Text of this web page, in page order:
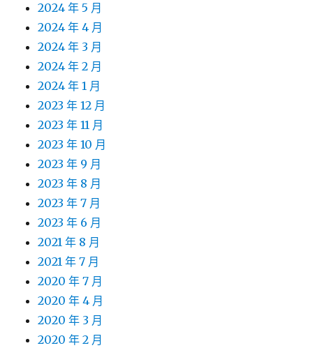
2024 年 5 月
2024 年 4 月
2024 年 3 月
2024 年 2 月
2024 年 1 月
2023 年 12 月
2023 年 11 月
2023 年 10 月
2023 年 9 月
2023 年 8 月
2023 年 7 月
2023 年 6 月
2021 年 8 月
2021 年 7 月
2020 年 7 月
2020 年 4 月
2020 年 3 月
2020 年 2 月